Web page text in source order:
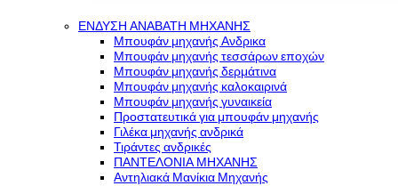
ΕΝΔΥΣΗ ΑΝΑΒΑΤΗ ΜΗΧΑΝΗΣ
Μπουφάν μηχανής Ανδρικα
Μπουφάν μηχανής τεσσάρων εποχών
Μπουφάν μηχανής δερμάτινα
Μπουφάν μηχανής καλοκαιρινά
Μπουφάν μηχανής γυναικεία
Προστατευτικά για μπουφάν μηχανής
Γιλέκα μηχανής ανδρικά
Τιράντες ανδρικές
ΠΑΝΤΕΛΟΝΙΑ ΜΗΧΑΝΗΣ
Αντηλιακά Μανίκια Μηχανής